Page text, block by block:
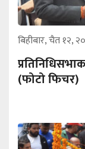
बिहीबार, चैत १२,
‍‌(फोटो फिचर)